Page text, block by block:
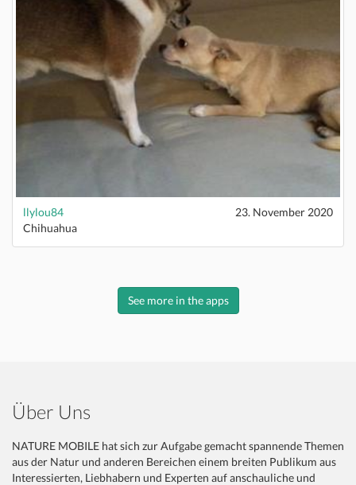
llylou84
23. November 2020
Chihuahua
See more in the apps
Über Uns
NATURE MOBILE hat sich zur Aufgabe gemacht spannende Themen
aus der Natur und anderen Bereichen einem breiten Publikum aus
Interessierten, Liebhabern und Experten auf anschauliche und